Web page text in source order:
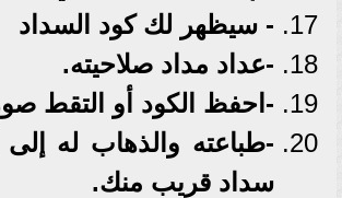
- سيظهر لك كود السداد
-عداد مداد صلاحيته.
-احفظ الكود أو التقط
-طباعته والذهاب له
سداد قريب منك.